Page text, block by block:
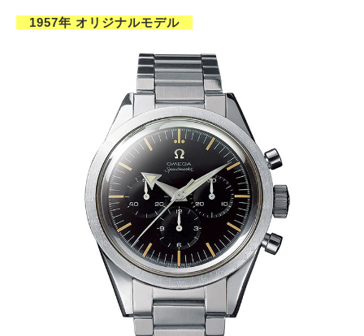
1957年 オリジナルモデル